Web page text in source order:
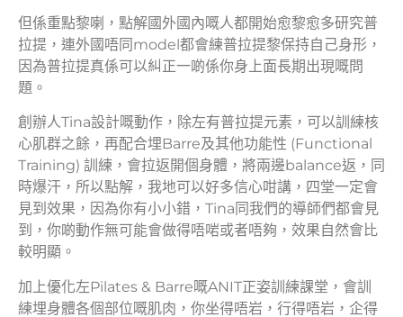
但係重點黎喇，點解國外國內嘅人都開始愈黎愈多研究普
拉提，連外國唔同model都會練普拉提黎保持自己身形，
因為普拉提真係可以糾正一啲係你身上面長期出現嘅問
題。
創辦人Tina設計嘅動作，除左有普拉提元素，可以訓練核
心肌群之餘，再配合埋Barre及其他功能性 (Functional
Training) 訓練，會拉返開個身體，將兩邊balance返，同
時爆汗，所以點解，我地可以好多信心咁講，四堂一定會
見到效果，因為你有小小錯，Tina同我們的導師們都會見
到，你啲動作無可能會做得唔啱或者唔夠，效果自然會比
較明顯。
加上優化左Pilates & Barre嘅ANIT正姿訓練課堂，會訓
練埋身體各個部位嘅肌肉，你坐得唔岩，行得唔岩，企得